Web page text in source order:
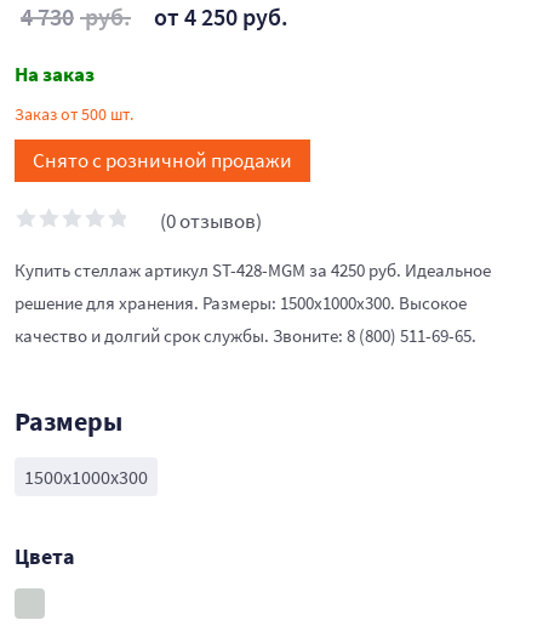
4 730 руб. от 4 250 руб.
На заказ
Заказ от 500 шт.
Снято с розничной продажи
(0 отзывов)
Купить стеллаж артикул ST-428-MGM за 4250 руб. Идеальное
решение для хранения. Размеры: 1500х1000х300. Высокое
качество и долгий срок службы. Звоните: 8 (800) 511-69-65.
Размеры
1500х1000х300
Цвета